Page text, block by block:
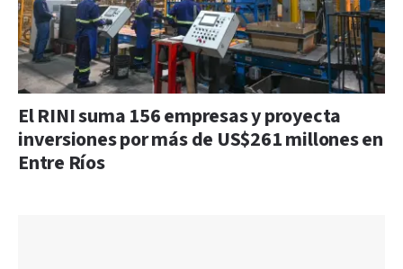
El RINI suma 156 empresas y proyecta
inversiones por más de US$261 millones en
Entre Ríos